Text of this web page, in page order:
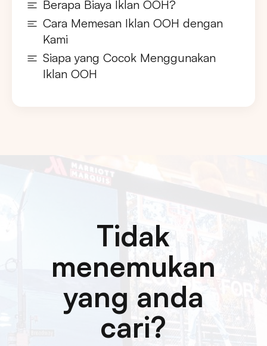
Berapa Biaya Iklan OOH?
Cara Memesan Iklan OOH dengan
Kami
Siapa yang Cocok Menggunakan
Iklan OOH
Tidak
menemukan
yang anda
cari?